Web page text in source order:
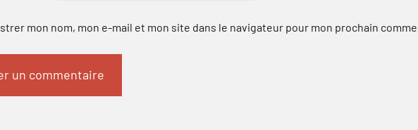
mon nom, mon e-mail et mon site dans le navigateur pour mon prochain